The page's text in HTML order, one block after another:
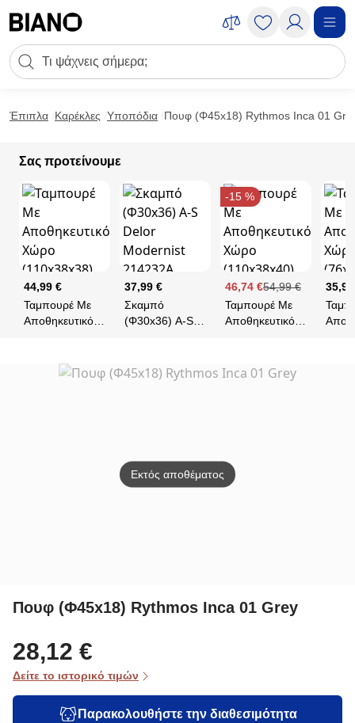
Πεδίο αναζήτησης
Έπιπλα Καρέκλες Υποπόδια Πουφ (Φ45x18) Rythmos Inca 01
Σας προτείνουμε
44,99 €
Ταμπουρέ Με
Αποθηκευτικό
Songmics
37,99 €
Σκαμπό
(Φ30x36) A-S
-15 %
46,74 €54,99 €
Ταμπουρέ Με
Αποθηκευτικό
Songmics
Εκτός αποθέματος
Πουφ (Φ45x18) Rythmos Inca 01 Grey
28,12 €
Δείτε το ιστορικό τιμών
Παρακολουθήστε την διαθεσιμότητα